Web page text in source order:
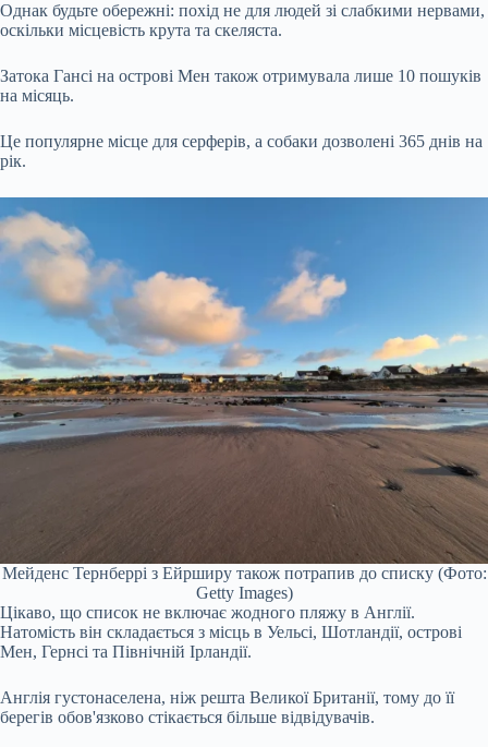
Однак будьте обережні: похід не для людей зі слабкими нервами,
оскільки місцевість крута та скеляста.
Затока Гансі на острові Мен також отримувала лише 10 пошуків
на місяць.
Це популярне місце для серферів, а собаки дозволені 365 днів на
рік.
Мейденс Тернберрі з Ейрширу також потрапив до списку (Фото:
Getty Images)
Цікаво, що список не включає жодного пляжу в Англії.
Натомість він складається з місць в Уельсі, Шотландії, острові
Мен, Гернсі та Північній Ірландії.
Англія густонаселена, ніж решта Великої Британії, тому до її
берегів обов'язково стікається більше відвідувачів.